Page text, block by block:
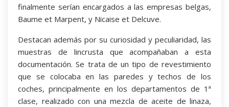
finalmente serían encargados a las empresas belgas,
Baume et Marpent, y Nicaise et Delcuve.
Destacan además por su curiosidad y peculiaridad, las
muestras de lincrusta que acompañaban a esta
documentación. Se trata de un tipo de revestimiento
que se colocaba en las paredes y techos de los
coches, principalmente en los departamentos de 1ª
clase, realizado con una mezcla de aceite de linaza,